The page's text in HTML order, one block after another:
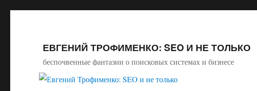
ЕВГЕНИЙ ТРОФИМЕНКО: SEO И НЕ ТОЛЬКО
беспочвенные фантазии о поисковых системах и бизнесе